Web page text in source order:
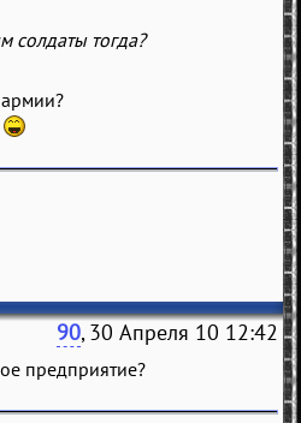
солдаты тогда?
90, 30 Апреля 10 12:42
предприятие?